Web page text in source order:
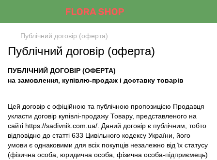
Публічний договір (оферта)
Публічний договір (оферта)
ПУБЛІЧНИЙ ДОГОВІР (ОФЕРТА)
на замовлення, купівлю-продаж і доставку товарів
Цей договір є офіційною та публічною пропозицією Продавця
укласти договір купівлі-продажу Товару, представленого на
сайті https://sadivnik.com.ua/. Даний договір є публічним, тобто
відповідно до статті 633 Цивільного кодексу України, його
умови є однаковими для всіх покупців незалежно від їх статусу
(фізична особа, юридична особа, фізична особа-підприємець)